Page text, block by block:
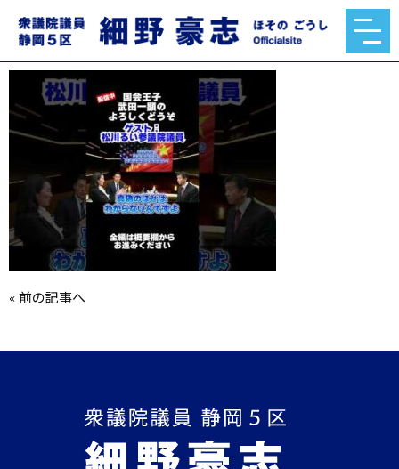
hqdefault.jpg
2025.02.18
«前の記事へ